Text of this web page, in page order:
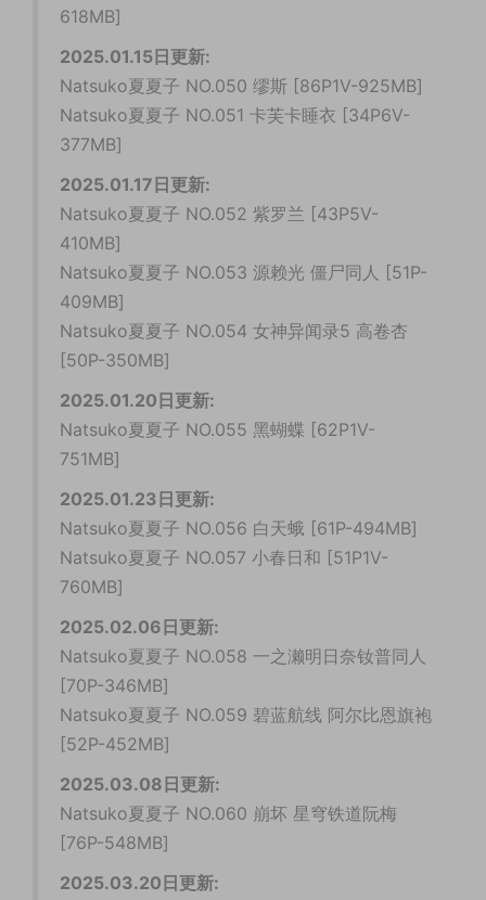
618MB]
2025.01.15日更新:
Natsuko夏夏子 NO.050 缪斯 [86P1V-925MB]
Natsuko夏夏子 NO.051 卡芙卡睡衣 [34P6V-
377MB]
2025.01.17日更新:
Natsuko夏夏子 NO.052 紫罗兰 [43P5V-
410MB]
Natsuko夏夏子 NO.053 源赖光 僵尸同人 [51P-
409MB]
Natsuko夏夏子 NO.054 女神异闻录5 高卷杏
[50P-350MB]
2025.01.20日更新:
Natsuko夏夏子 NO.055 黑蝴蝶 [62P1V-
751MB]
2025.01.23日更新:
Natsuko夏夏子 NO.056 白天蛾 [61P-494MB]
Natsuko夏夏子 NO.057 小春日和 [51P1V-
760MB]
2025.02.06日更新:
Natsuko夏夏子 NO.058 一之濑明日奈钕普同人
[70P-346MB]
Natsuko夏夏子 NO.059 碧蓝航线 阿尔比恩旗袍
[52P-452MB]
2025.03.08日更新:
Natsuko夏夏子 NO.060 崩坏 星穹铁道阮梅
[76P-548MB]
2025.03.20日更新: